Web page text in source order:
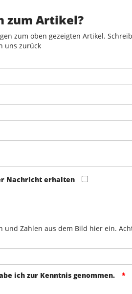
zum Artikel?
zum oben gezeigten Artikel.
uns zurück
Nachricht erhalten
und Zahlen aus dem Bild hier ein.
ich zur Kenntnis genommen.